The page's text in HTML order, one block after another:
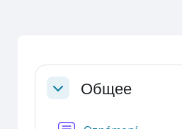
Section outline
СвернутьОбщее